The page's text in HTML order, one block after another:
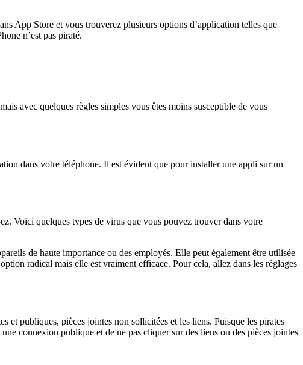
App Store et vous trouverez plusieurs options d’application telles que
n’est pas piraté.
avec quelques règles simples vous êtes moins susceptible de vous
dans votre téléphone. Il est évident que pour installer une appli sur un
Voici quelques types de virus que vous pouvez trouver dans votre
de haute importance ou des employés. Elle peut également être utilisée
radical mais elle est vraiment efficace. Pour cela, allez dans les réglages
et publiques, pièces jointes non sollicitées et les liens. Puisque les pirates
connexion publique et de ne pas cliquer sur des liens ou des pièces jointes